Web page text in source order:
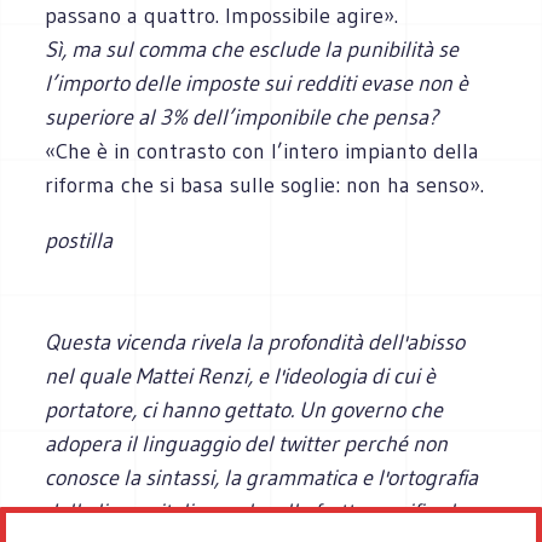
passano a quattro. Impossibile agire».
Sì, ma sul comma che esclude la punibilità se
l’importo delle imposte sui redditi evase non è
superiore al 3% dell’imponibile che pensa?
«Che è in contrasto con l’intero impianto della
riforma che si basa sulle soglie: non ha senso».
postilla
Questa vicenda rivela la profondità dell'abisso
nel quale Mattei Renzi, e l'ideologia di cui è
portatore, ci hanno gettato. Un governo che
adopera il linguaggio del twitter perché non
conosce la sintassi, la grammatica e l'ortografia
della lingua italiana; che alla fretta sacrifica la